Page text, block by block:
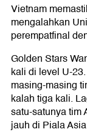
Vietnam
mengalahkan
perempatfinal
Golden Stars
kali di level U-
masing-masing
kalah tiga kali.
satu-satunya tim
jauh di Piala